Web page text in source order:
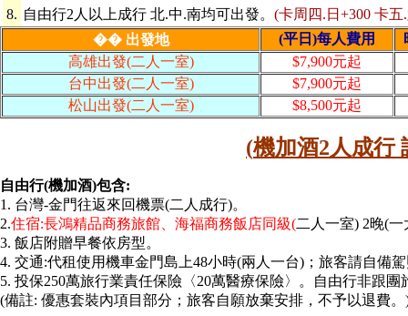
8. 自由行2人以上成行 北.中.南均可出發。 (卡周四.日+300 卡
�� 出發地
(平日)每人費用
高雄出發(二人一室)
$7,900元起
台中出發(二人一室)
$7,900元起
松山出發(二人一室) $8,500元起
(機加酒2人成行
自由行(機加酒)包含:
1. 台灣-金門往返來回機票(二人成行)。
2.住宿:長鴻精品商務旅館、海福商務飯店同級(二人一室) 2晚(
3. 飯店附贈早餐依房型。
4. 交通:代租使用機車金門島上48小時(兩人一台)；旅客請自備
5. 投保250萬旅行業責任保險〈20萬醫療保險〉。自由行非跟
(備註: 優惠套裝內項目部分；旅客自願放棄安排，不予以退費。